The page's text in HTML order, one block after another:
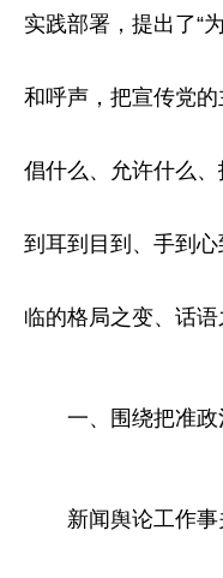
实践部署，提出了“
和呼声，把宣传党
倡什么、允许什么
到耳到目到、手到
临的格局之变、话
一、围绕把准政
新闻舆论工作事关